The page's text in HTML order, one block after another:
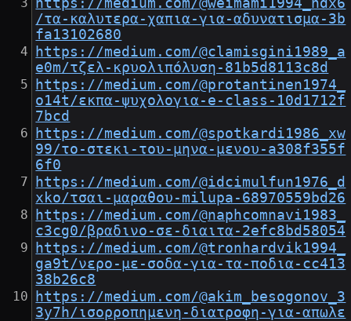
https://medium.com/@weimami1994_hdx6
/τα-καλυτερα-χαπια-για-αδυνατισμα-3b
fa13102680
https://medium.com/@clamisgini1989_a
e0m/τζελ-κρυολιπόλυση-81b5d8113c8d
https://medium.com/@protantinen1974_
o14t/εκπα-ψυχολογια-e-class-10d1712f
7bcd
https://medium.com/@spotkardi1986_xw
99/το-στεκι-του-μηνα-μενου-a308f355f
6f0
https://medium.com/@idcimulfun1976_d
xko/τσαι-μαραθου-milupa-68970559bd26
https://medium.com/@naphcomnavi1983_
c3cg0/βραδινο-σε-διαιτα-2efc8bd58054
https://medium.com/@tronhardvik1994_
ga9t/νερο-με-σοδα-για-τα-ποδια-cc413
38b26c8
https://medium.com/@akim_besogonov_3
3y7h/ισορροπημενη-διατροφη-για-απωλε